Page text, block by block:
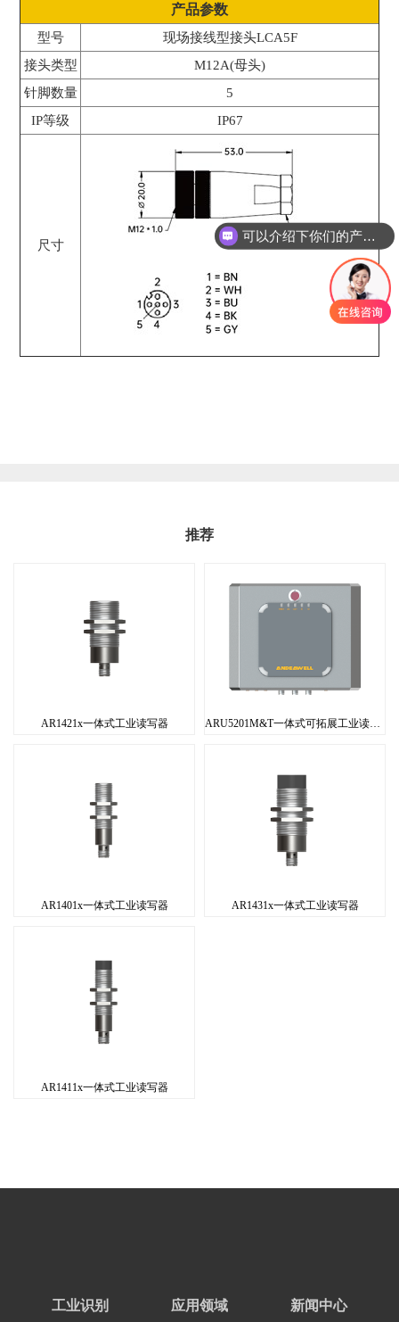
产品参数
型号
现场接线型接头LCA5F
接头类型
M12A(母头)
针脚数量
5
IP等级
IP67
尺寸
推荐
AR1421x一体式工业读写器 ARU5201M&T一体式可拓展工业读写器
AR1401x一体式工业读写器 AR1431x一体式工业读写器
AR1411x一体式工业读写器
工业识别 应用领域 新闻中心
可以介绍下你们的产品么